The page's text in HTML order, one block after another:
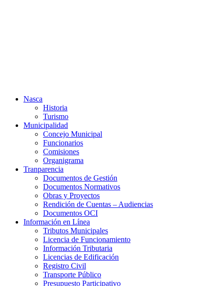
Nasca
Historia
Turismo
Municipalidad
Concejo Municipal
Funcionarios
Comisiones
Organigrama
Tranparencia
Documentos de Gestión
Documentos Normativos
Obras y Proyectos
Rendición de Cuentas – Audiencias
Documentos OCI
Información en Línea
Tributos Municipales
Licencia de Funcionamiento
Información Tributaria
Licencias de Edificación
Registro Civil
Transporte Público
Presupuesto Participativo